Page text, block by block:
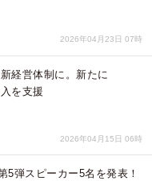
2026年04月23日 07時
経営体制に。新たに
を支援
2026年04月15日 06時
5弾スピーカー5名を発表！